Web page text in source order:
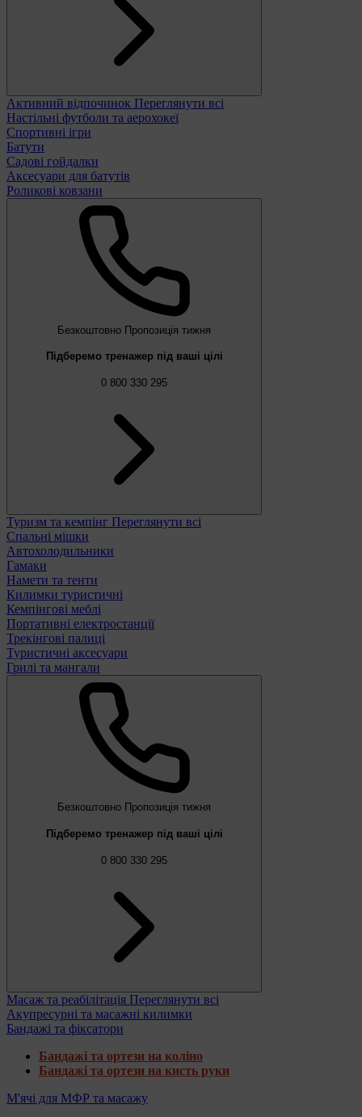
Активний відпочинок Переглянути всі
Настільні футболи та аерохокеї
Спортивні ігри
Батути
Садові гойдалки
Аксесуари для батутів
Роликові ковзани
Безкоштовно Пропозиція тижня
Підберемо тренажер під ваші цілі
0 800 330 295
Туризм та кемпінг Переглянути всі
Спальні мішки
Автохолодильники
Гамаки
Намети та тенти
Килимки туристичні
Кемпінгові меблі
Портативні електростанції
Трекінгові палиці
Туристичні аксесуари
Грилі та мангали
Безкоштовно Пропозиція тижня
Підберемо тренажер під ваші цілі
0 800 330 295
Масаж та реабілітація Переглянути всі
Акупресурні та масажні килимки
Бандажі та фіксатори
Бандажі та ортези на коліно
Бандажі та ортези на кисть руки
М'ячі для МФР та масажу